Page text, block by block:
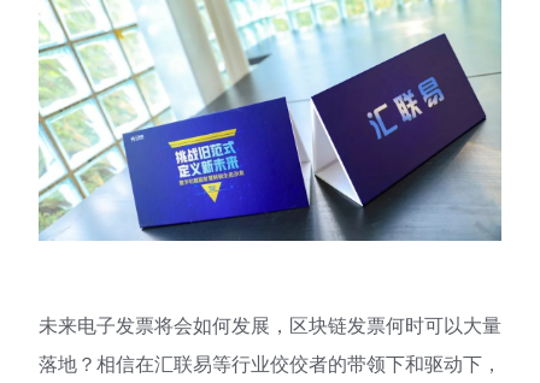
未来电子发票将会如何发展，区块链发票何时可以大量
落地？相信在汇联易等行业佼佼者的带领下和驱动下，